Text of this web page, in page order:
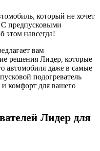
который не хочет
С предпусковыми
этом навсегда!
вам
решения Лидер, которые
автомобиля даже в самые
подогреватель
комфорт для вашего
Лидер для